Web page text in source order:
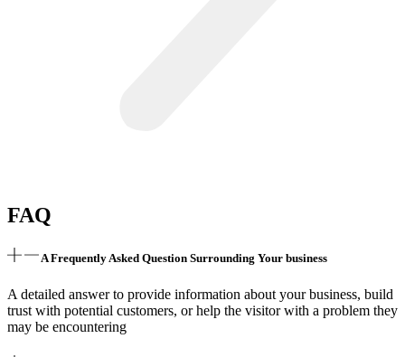
FAQ
A Frequently Asked Question Surrounding Your business
A detailed answer to provide information about your business, build
trust with potential customers, or help the visitor with a problem they
may be encountering